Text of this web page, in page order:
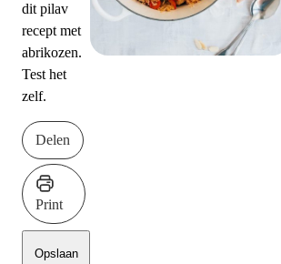
dit pilav
recept met
abrikozen.
Test het
zelf.
Delen
Print
Opslaan